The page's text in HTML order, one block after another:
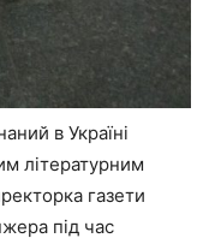
в Україні
літературним
газети
під час